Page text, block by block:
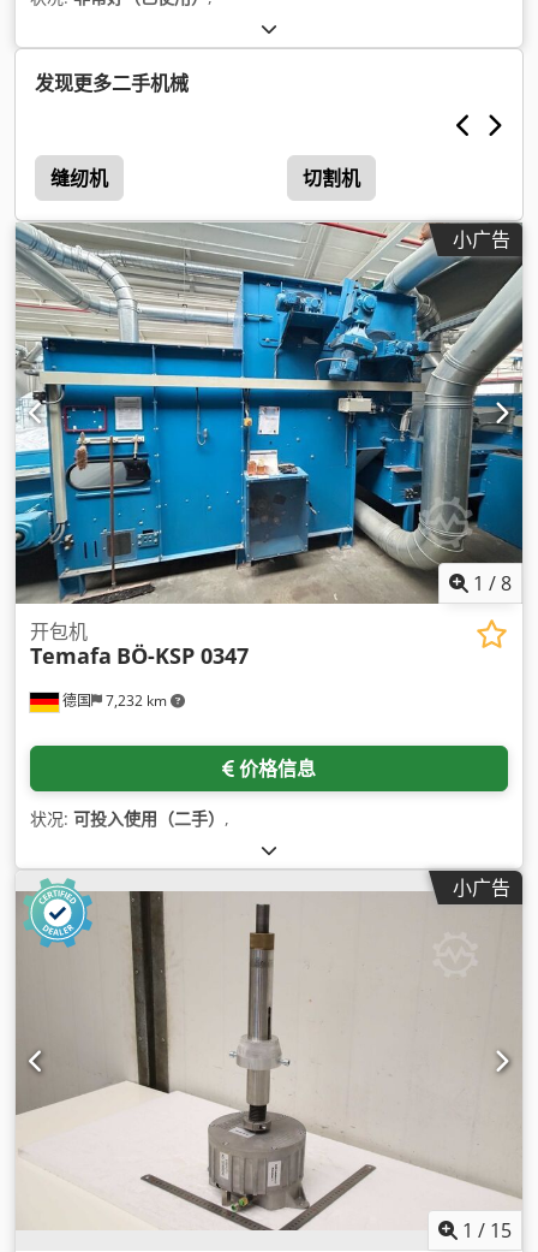
发现更多二手机械
缝纫机 切割机
小广告
1 /8
德国 7,232 km
开包机
Temafa BÖ-KSP 0347
价格信息
状况: 可投入使用（二手） ,
小广告
1 / 15